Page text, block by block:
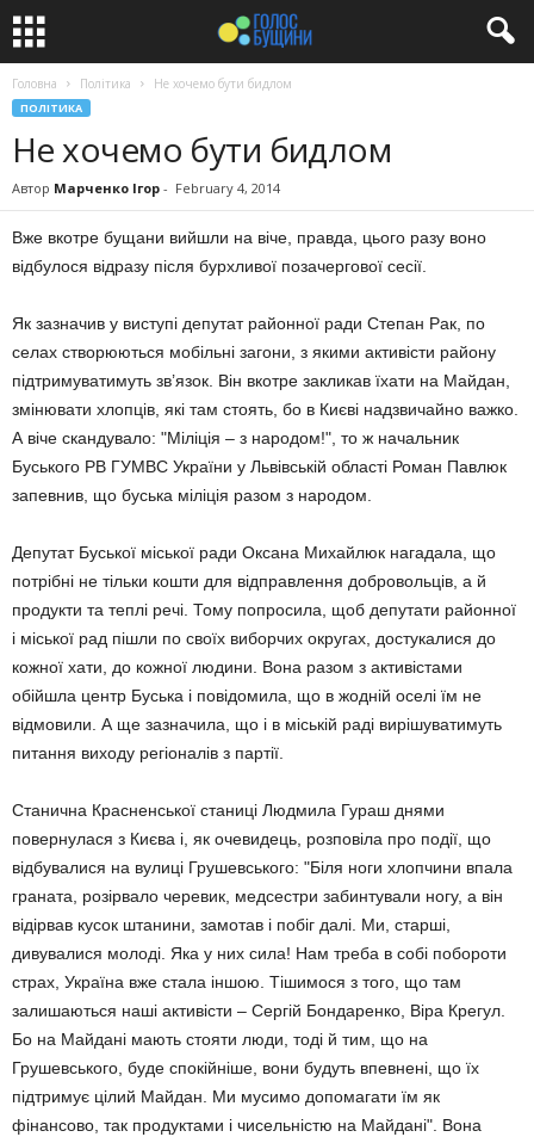
Головна Політика Не хочемо бути бидлом
ПОЛІТИКА
Не хочемо бути бидлом
Автор Марченко Ігор - February 4, 2014
Вже вкотре бущани вийшли на віче, правда, цього разу воно
відбулося відразу після бурхливої позачергової сесії.
Як зазначив у виступі депутат районної ради Степан Рак, по
селах створюються мобільні загони, з якими активісти району
підтримуватимуть зв’язок. Він вкотре закликав їхати на Майдан,
змінювати хлопців, які там стоять, бо в Києві надзвичайно важко.
А віче скандувало: "Міліція – з народом!", то ж начальник
Буського РВ ГУМВС України у Львівській області Роман Павлюк
запевнив, що буська міліція разом з народом.
Депутат Буської міської ради Оксана Михайлюк нагадала, що
потрібні не тільки кошти для відправлення добровольців, а й
продукти та теплі речі. Тому попросила, щоб депутати районної
і міської рад пішли по своїх виборчих округах, достукалися до
кожної хати, до кожної людини. Вона разом з активістами
обійшла центр Буська і повідомила, що в жодній оселі їм не
відмовили. А ще зазначила, що і в міській раді вирішуватимуть
питання виходу регіоналів з партії.
Станична Красненської станиці Людмила Гураш днями
повернулася з Києва і, як очевидець, розповіла про події, що
відбувалися на вулиці Грушевського: "Біля ноги хлопчини впала
граната, розірвало черевик, медсестри забинтували ногу, а він
відірвав кусок штанини, замотав і побіг далі. Ми, старші,
дивувалися молоді. Яка у них сила! Нам треба в собі побороти
страх, Україна вже стала іншою. Тішимося з того, що там
залишаються наші активісти – Сергій Бондаренко, Віра Крегул.
Бо на Майдані мають стояти люди, тоді й тим, що на
Грушевського, буде спокійніше, вони будуть впевнені, що їх
підтримує цілий Майдан. Ми мусимо допомагати їм як
фінансово, так продуктами і чисельністю на Майдані". Вона